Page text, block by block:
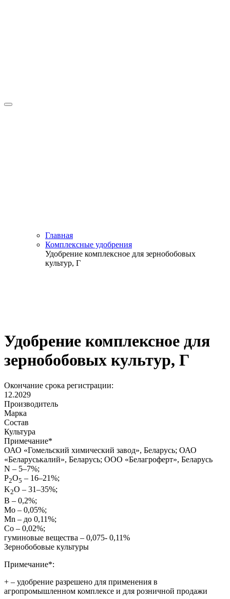
Главная
Комплексные удобрения
Удобрение комплексное для зернобобовых
культур, Г
Удобрение комплексное для
зернобобовых культур, Г
Окончание срока регистрации:
12.2029
Производитель
Марка
Состав
Культура
Примечание*
ОАО «Гомельский химический завод», Беларусь; ОАО
«Беларуськалий», Беларусь; ООО «Белагроферт», Беларусь
N – 5–7%;
P2O5 – 16–21%;
K2O – 31–35%;
B – 0,2%;
Mo – 0,05%;
Mn – до 0,11%;
Co – 0,02%;
гуминовые вещества – 0,075- 0,11%
Зернобобовые культуры
Примечание*:
+ – удобрение разрешено для применения в
агропромышленном комплексе и для розничной продажи